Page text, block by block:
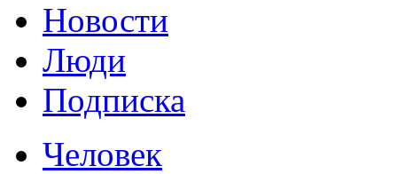
Новости
Люди
Подписка
Человек